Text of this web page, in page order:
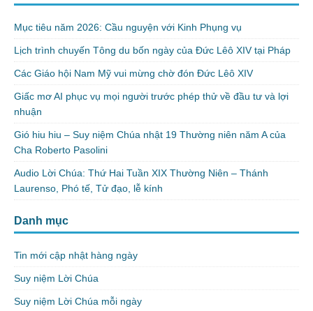
Mục tiêu năm 2026: Cầu nguyện với Kinh Phụng vụ
Lịch trình chuyến Tông du bốn ngày của Đức Lêô XIV tại Pháp
Các Giáo hội Nam Mỹ vui mừng chờ đón Đức Lêô XIV
Giấc mơ AI phục vụ mọi người trước phép thử về đầu tư và lợi
nhuận
Gió hiu hiu – Suy niệm Chúa nhật 19 Thường niên năm A của
Cha Roberto Pasolini
Audio Lời Chúa: Thứ Hai Tuần XIX Thường Niên – Thánh
Laurenso, Phó tế, Tử đạo, lễ kính
Danh mục
Tin mới cập nhật hàng ngày
Suy niệm Lời Chúa
Suy niệm Lời Chúa mỗi ngày